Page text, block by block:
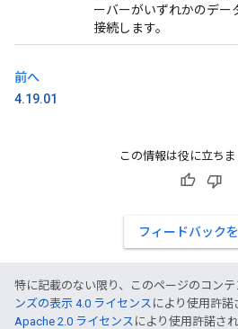
ーバーがいずれかのデー
接続します。
前へ
4.19.01
この情報は役に立ちま
フィードバック
特に記載のない限り、このページのコンテ
ンズの表示 4.0 ライセンス により使用許諾
Apache 2.0 ライセンス により使用許諾さ